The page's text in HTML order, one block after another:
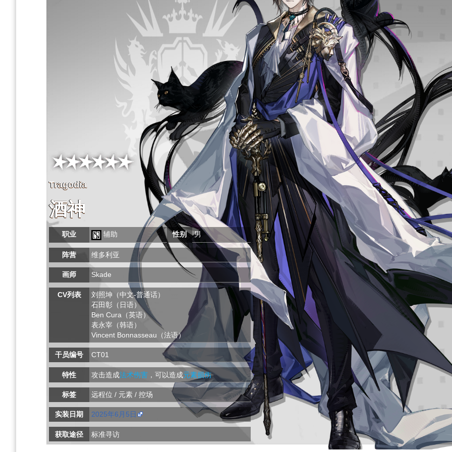
Tragodia
酒神
职业 辅助 性别 男
阵营 维多利亚
画师 Skade
CV列表
刘照坤（中文-普通话）
石田彰（日语）
Ben Cura（英语）
表永宰（韩语）
Vincent Bonnasseau（法语）
干员编号 CT01
特性 攻击造成法术伤害 ，可以造成元素损伤
标签 远程位 / 元素 / 控场
实装日期 2025年6月5日
获取途径 标准寻访